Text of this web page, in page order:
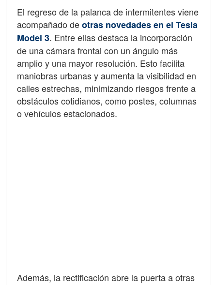
El regreso de la palanca de intermitentes viene
acompañado deotras novedades en el Tesla
Model 3. Entre ellas destaca la incorporación
de una cámara frontal con un ángulo más
amplio y una mayor resolución. Esto facilita
maniobras urbanas y aumenta la visibilidad en
calles estrechas, minimizando riesgos frente a
obstáculos cotidianos, como postes, columnas
o vehículos estacionados.
Además, la rectificación abre la puerta a otras